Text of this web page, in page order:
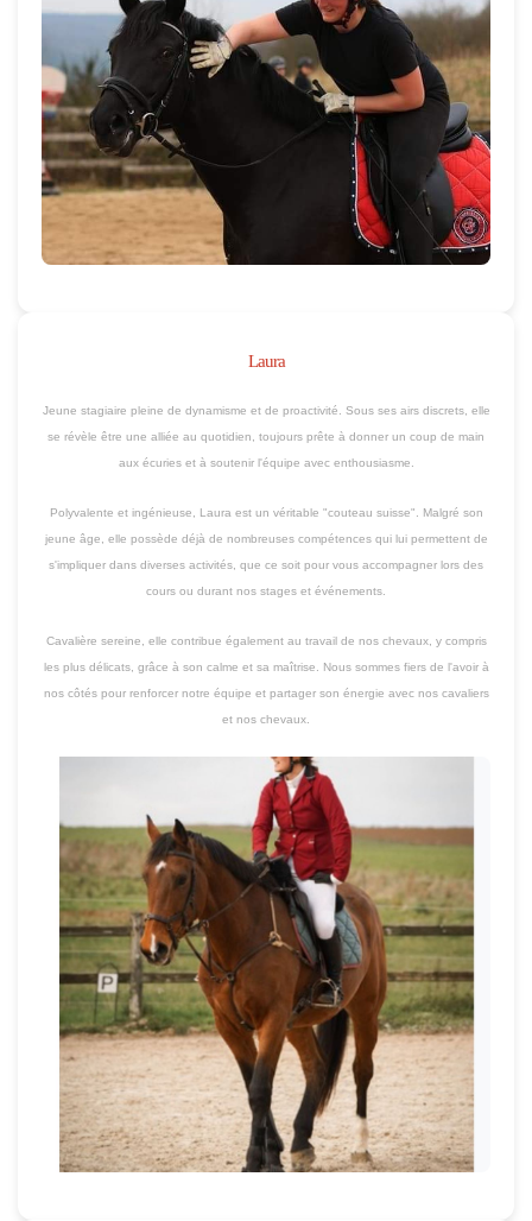
Laura
Jeune stagiaire pleine de dynamisme et de proactivité. Sous ses airs discrets, elle
se révèle être une alliée au quotidien, toujours prête à donner un coup de main
aux écuries et à soutenir l'équipe avec enthousiasme.
Polyvalente et ingénieuse, Laura est un véritable "couteau suisse". Malgré son
jeune âge, elle possède déjà de nombreuses compétences qui lui permettent de
s'impliquer dans diverses activités, que ce soit pour vous accompagner lors des
cours ou durant nos stages et événements.
Cavalière sereine, elle contribue également au travail de nos chevaux, y compris
les plus délicats, grâce à son calme et sa maîtrise. Nous sommes fiers de l'avoir à
nos côtés pour renforcer notre équipe et partager son énergie avec nos cavaliers
et nos chevaux.